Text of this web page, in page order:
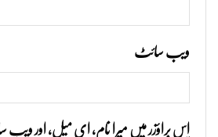
ویب‌ سائٹ
اس براؤزر میں میرا نام، ای میل، اور ویب